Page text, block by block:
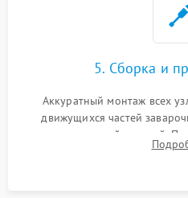
5. Сборка и
Аккуратный монтаж всех
движущихся частей
силиконовой смазкой.
декальцинации и очистки